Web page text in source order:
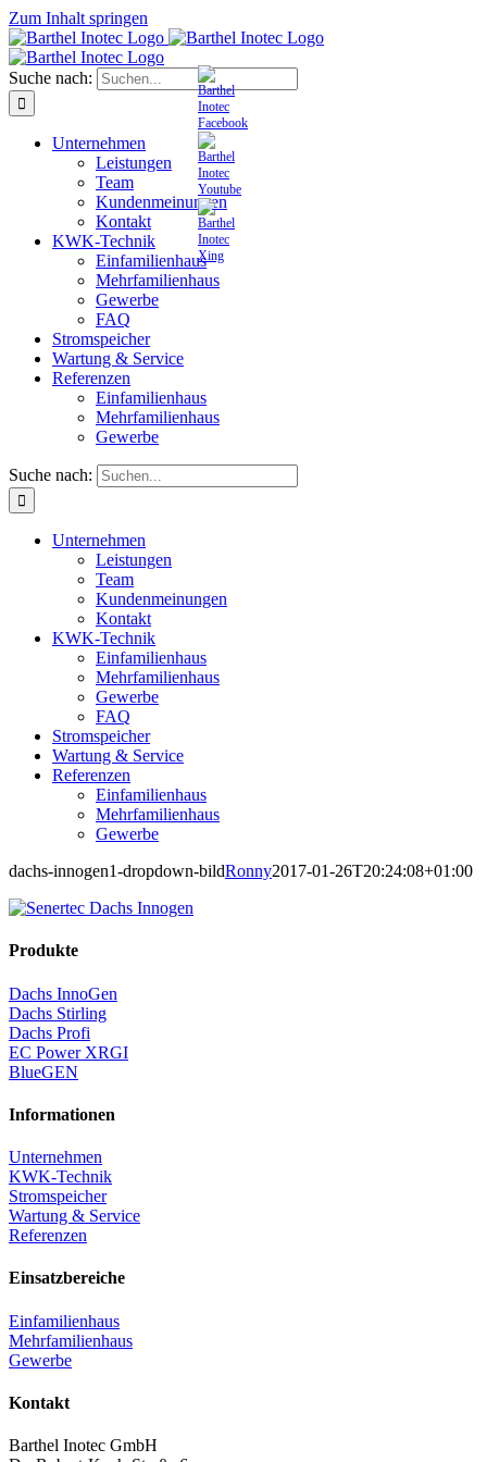
Zum Inhalt springen
Suche nach:
Unternehmen
Leistungen
Team
Kundenmeinungen
Kontakt
KWK-Technik
Einfamilienhaus
Mehrfamilienhaus
Gewerbe
FAQ
Stromspeicher
Wartung & Service
Referenzen
Einfamilienhaus
Mehrfamilienhaus
Gewerbe
Suche nach:
Unternehmen
Leistungen
Team
Kundenmeinungen
Kontakt
KWK-Technik
Einfamilienhaus
Mehrfamilienhaus
Gewerbe
FAQ
Stromspeicher
Wartung & Service
Referenzen
Einfamilienhaus
Mehrfamilienhaus
Gewerbe
dachs-innogen1-dropdown-bildRonny2017-01-26T20:24:08+01:00
Produkte
Dachs InnoGen
Dachs Stirling
Dachs Profi
EC Power XRGI
BlueGEN
Informationen
Unternehmen
KWK-Technik
Stromspeicher
Wartung & Service
Referenzen
Einsatzbereiche
Einfamilienhaus
Mehrfamilienhaus
Gewerbe
Kontakt
Barthel Inotec GmbH